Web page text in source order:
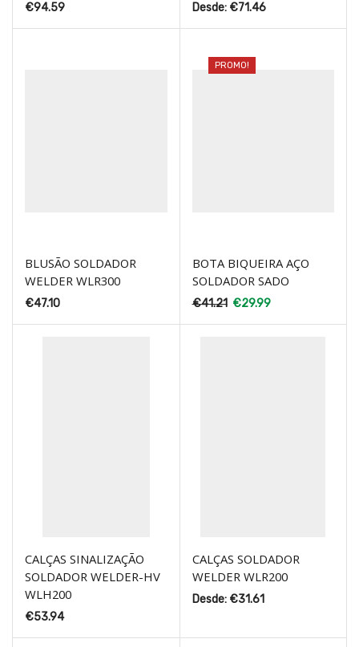
€94.59 Desde: €71.46
BLUSÃO SOLDADOR
WELDER WLR300
€47.10
PROMO!
BOTA BIQUEIRA AÇO
SOLDADOR SADO
€41.21 €29.99
CALÇAS SINALIZAÇÃO
SOLDADOR WELDER-HV
WLH200
€53.94
CALÇAS SOLDADOR
WELDER WLR200
Desde: €31.61